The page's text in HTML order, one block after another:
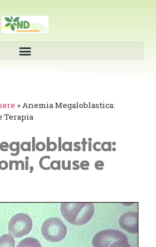
»Anemia Megaloblastica:
Terapia
Cause e